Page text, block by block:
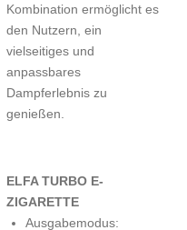
Kombination ermöglicht es
den Nutzern, ein
vielseitiges und
anpassbares
Dampferlebnis zu
genießen.
ELFA TURBO E-
ZIGARETTE
Ausgabemodus: